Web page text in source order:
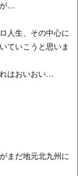
が…
人生、その中心に
ていこうと思いま
はおいおい…
まだ地元北九州に